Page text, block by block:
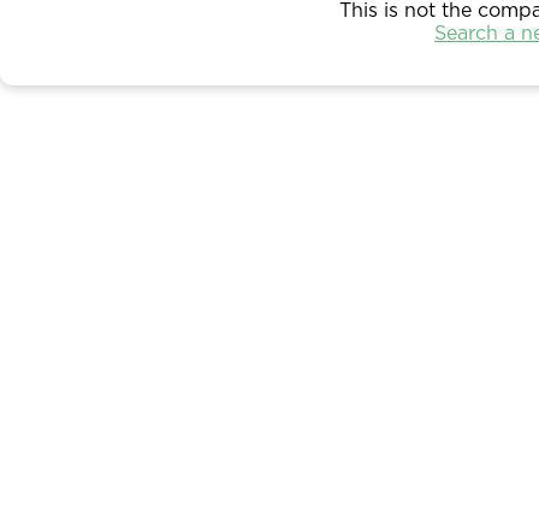
This is not the
Search a